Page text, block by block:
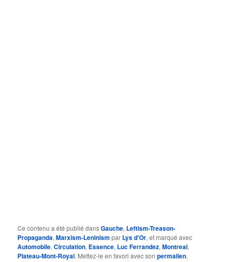
Ce contenu a été publié dansGauche, Leftism-Treason-
Propaganda,Marxism-Leninism par Lys d'Or, et marqué avec
Automobile,Circulation, Essence, Luc Ferrandez,Montreal,
Plateau-Mont-Royal. Mettez-le en favori avec sonpermalien.